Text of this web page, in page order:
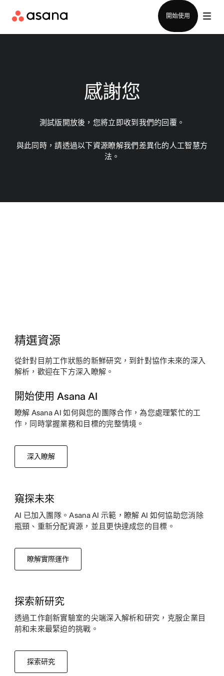
開始使用
感謝您
測試版開放後，您將立即收到我們的回覆。
與此同時，請透過以下資源瞭解我們差異化的人工智慧方
法。
精選資源
從針對目前工作狀態的新鮮研究，到針對協作未來的深入
解析，歡迎在下方深入瞭解。
開始使用 Asana AI
瞭解 Asana AI 如何與您的團隊合作，為您處理繁忙的工
作，同時掌握業務和目標的完整情境。
深入瞭解
窺探未來
AI 已加入團隊。Asana AI 示範，瞭解 AI 如何協助您消除
瓶頸、重新分配資源，並且更快達成您的目標。
瞭解實際運作
探索新研究
透過工作創新實驗室的尖端深入解析和研究，克服企業目
前和未來最緊迫的挑戰。
探索研究